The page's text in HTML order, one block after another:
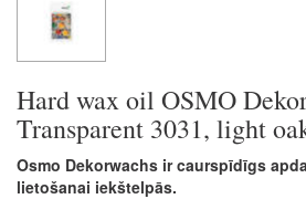
Hard wax oil OSMO
Transparent 3031, light
Osmo Dekorwachs ir caurspīdīgs
lietošanai iekštelpās.